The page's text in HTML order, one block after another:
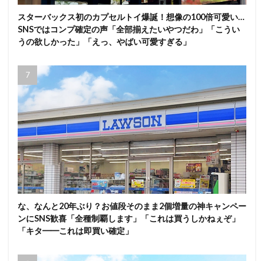
スターバックス初のカプセルトイ爆誕！想像の100倍可愛い…
SNSではコンプ確定の声「全部揃えたいやつだわ」「こうい
うの欲しかった」「えっ、やばい可愛すぎる」
な、なんと20年ぶり？お値段そのまま2個増量の神キャンペー
ンにSNS歓喜「全種制覇します」「これは買うしかねぇぞ」
「キタ━━これは即買い確定」